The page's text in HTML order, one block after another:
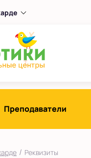
центр
на карте
другой город
Преподаватели
/ Реквизиты